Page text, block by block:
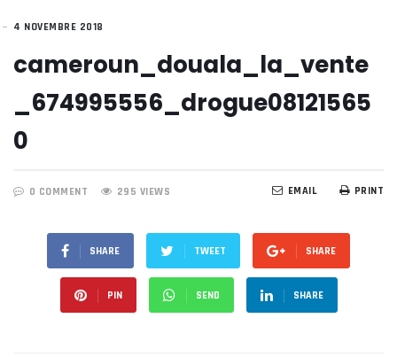
4 NOVEMBRE 2018
cameroun_douala_la_vente
_674995556_drogue08121565
0
0 COMMENT 295 VIEWS PRINT
EMAIL
SHARE TWEET SHARE
PIN SEND SHARE